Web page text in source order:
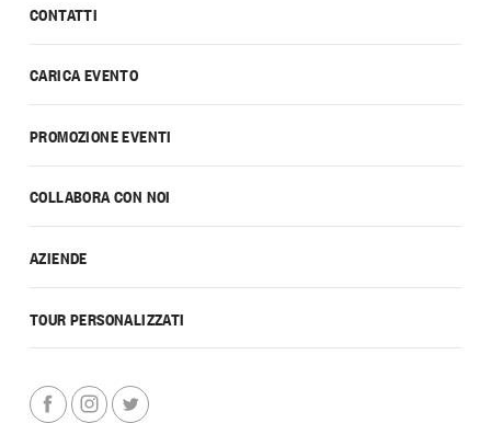
CONTATTI
CARICA EVENTO
PROMOZIONE EVENTI
COLLABORA CON NOI
AZIENDE
TOUR PERSONALIZZATI